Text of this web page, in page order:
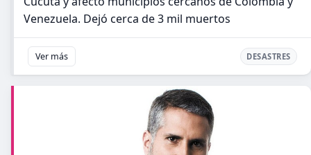
Venezuela. Dejó cerca de 3 mil muertos
Ver más DESASTRES